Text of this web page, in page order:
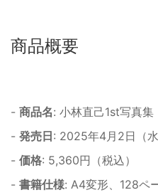
商品概要
- 商品名: 小林直己1st写真集
- 発売日 : 2025年4月2日（水
- 価格: 5,360円（税込）
- 書籍仕様: A4変形、128ペ